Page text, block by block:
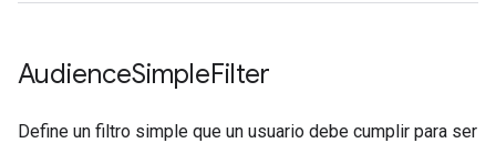
AudienceSimpleFilter
Define un filtro simple que un usuario debe cumplir para ser